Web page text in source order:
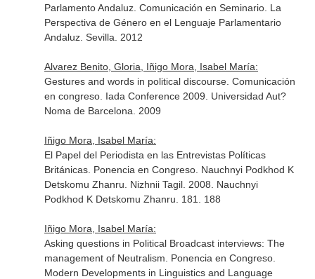
Parlamento Andaluz. Comunicación en Seminario. La
Perspectiva de Género en el Lenguaje Parlamentario
Andaluz. Sevilla. 2012
Alvarez Benito, Gloria, Iñigo Mora, Isabel María:
Gestures and words in political discourse. Comunicación
en congreso. Iada Conference 2009. Universidad Aut?
Noma de Barcelona. 2009
Iñigo Mora, Isabel María:
El Papel del Periodista en las Entrevistas Políticas
Británicas. Ponencia en Congreso. Nauchnyi Podkhod K
Detskomu Zhanru. Nizhnii Tagil. 2008. Nauchnyi
Podkhod K Detskomu Zhanru. 181. 188
Iñigo Mora, Isabel María:
Asking questions in Political Broadcast interviews: The
management of Neutralism. Ponencia en Congreso.
Modern Developments in Linguistics and Language